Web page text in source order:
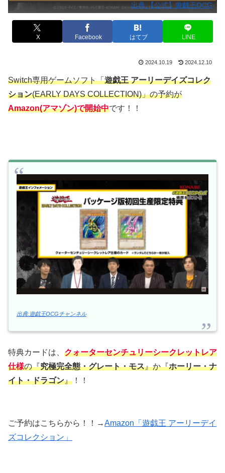
出典:【公式】遊戯王OCG
X Facebook はてブ LINE
2024.10.19 2024.12.10
Switch専用ゲームソフト「遊戯王 アーリーデイズコレク
ション(EARLY DAYS COLLECTION)」の予約が
Amazon(アマゾン)で開始中です！！
出典:遊戯王OCGチャンネル
特典カードは、 クォーターセンチュリーシークレットレア
仕様の『究極完全態・グレート・モス』か『ホーリー・ナ
イト・ドラゴン』 ！！
ご予約はこちらから！！→Amazon「遊戯王 アーリーデイ
ズコレクション」